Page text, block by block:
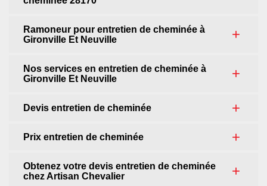
Ramoneur pour entretien de cheminée à
Gironville Et Neuville
Nos services en entretien de cheminée à
Gironville Et Neuville
Devis entretien de cheminée
Prix entretien de cheminée
Obtenez votre devis entretien de cheminée
chez Artisan Chevalier